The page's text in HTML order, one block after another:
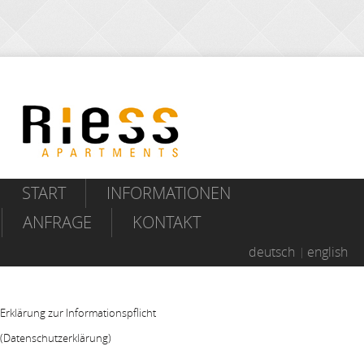
START
INFORMATIONEN
ANFRAGE
KONTAKT
deutsch english
Erklärung zur Informationspflicht
(Datenschutzerklärung)